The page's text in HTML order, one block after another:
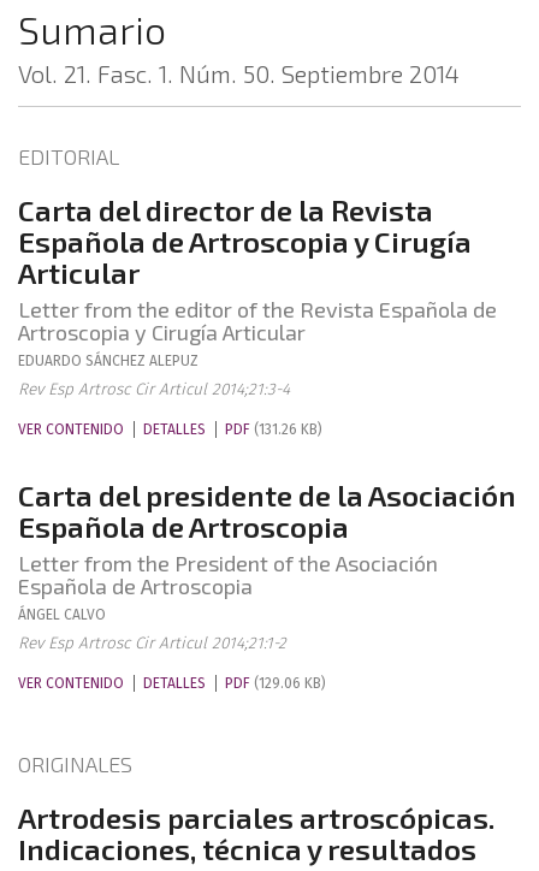
Sumario
Vol. 21. Fasc. 1. Núm. 50. Septiembre 2014
EDITORIAL
Carta del director de la Revista
Española de Artroscopia y Cirugía
Articular
Letter from the editor of the Revista Española de
Artroscopia y Cirugía Articular
EDUARDO SÁNCHEZ ALEPUZ
Rev Esp Artrosc Cir Articul 2014;21:3-4
VER CONTENIDO DETALLES PDF (131.26 KB)
Carta del presidente de la Asociación
Española de Artroscopia
Letter from the President of the Asociación
Española de Artroscopia
ÁNGEL CALVO
Rev Esp Artrosc Cir Articul 2014;21:1-2
VER CONTENIDO DETALLES PDF (129.06 KB)
ORIGINALES
Artrodesis parciales artroscópicas.
Indicaciones, técnica y resultados